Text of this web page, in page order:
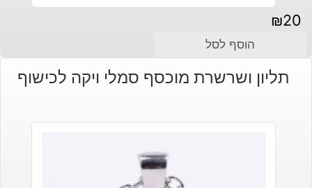
₪20
הוסף לסל
תליון ושרשרת מוכסף סמלי ויקה לכישוף